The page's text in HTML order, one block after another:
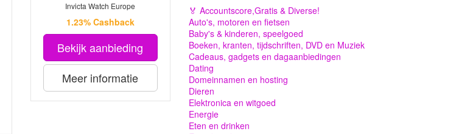
Invicta Watch Europe
1.23% Cashback
Bekijk aanbieding
Meer informatie
🏅 Accountscore,Gratis & Diverse!
Auto's, motoren en fietsen
Baby's & kinderen, speelgoed
Boeken, kranten, tijdschriften, DVD en Muziek
Cadeaus, gadgets en dagaanbiedingen
Dating
Domeinnamen en hosting
Dieren
Elektronica en witgoed
Energie
Eten en drinken